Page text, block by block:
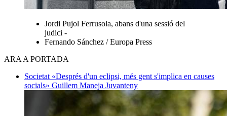
Jordi Pujol Ferrusola, abans d'una sessió del
judici -
Fernando Sánchez / Europa Press
ARA A PORTADA
Societat «Després d'un eclipsi, més gent s'implica en causes
socials» Guillem Maneja Juvanteny